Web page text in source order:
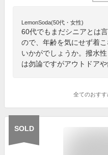
LemonSoda(50代・女性)
60代でもまだシニアとは
ので、年齢を気にせず着
いかがでしょうか。撥水
は勿論ですがアウトドア
全てのおすす
SOLD